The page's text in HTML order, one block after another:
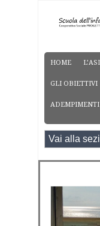
HOME
GLI OBIETTIVI
ADEMPIMENTI